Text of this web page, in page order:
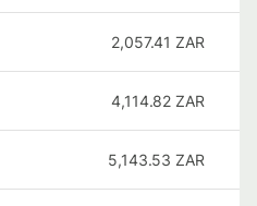
2,057.41 ZAR
4,114.82 ZAR
5,143.53 ZAR